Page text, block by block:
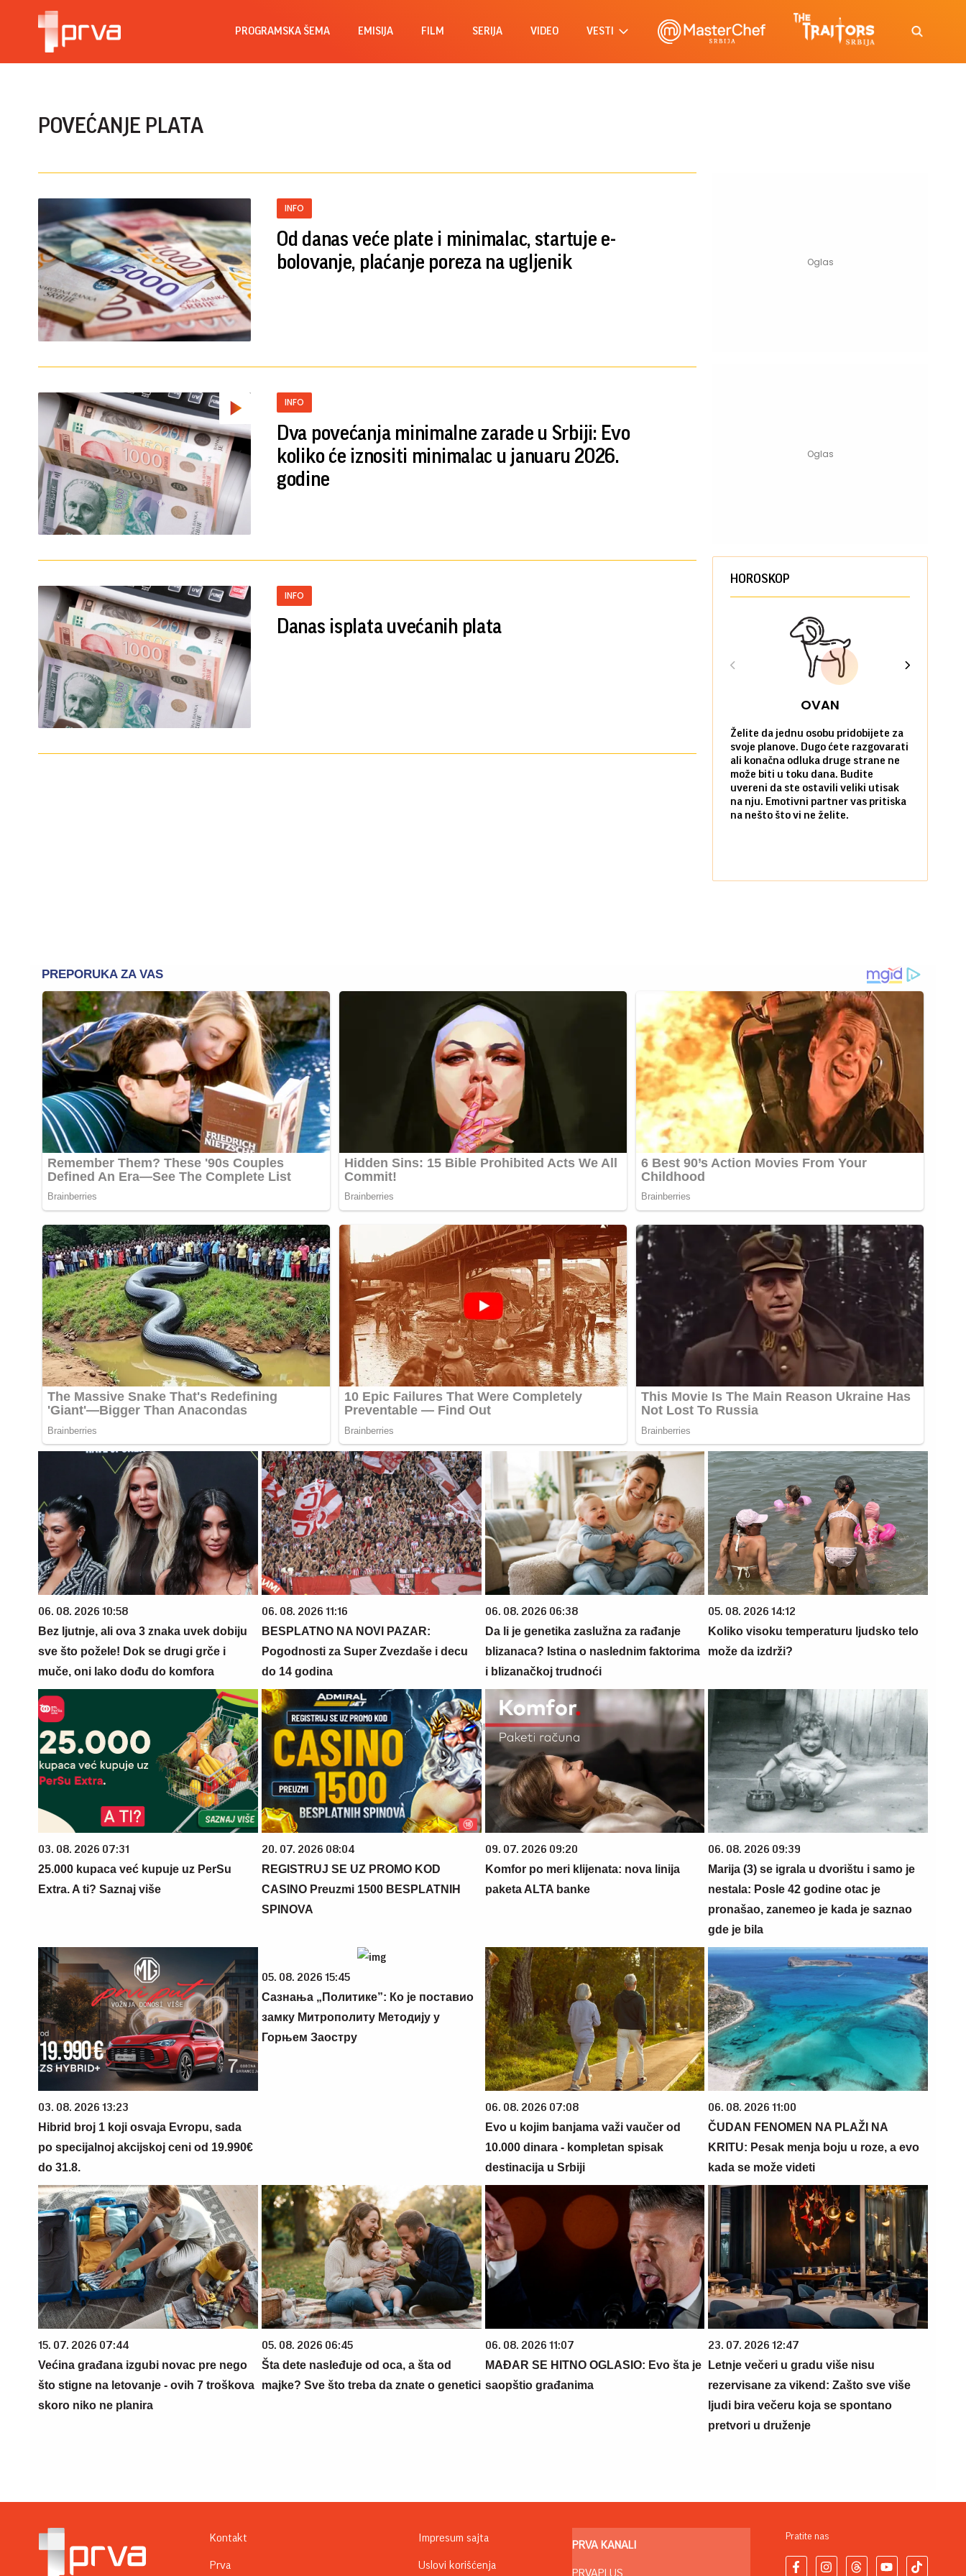
PROGRAMSKA ŠEMA EMISIJA FILM SERIJA VIDEO VESTI
POVEĆANJE PLATA
INFO
Od danas veće plate i minimalac, startuje e-
bolovanje, plaćanje poreza na ugljenik
INFO
Dva povećanja minimalne zarade u Srbiji: Evo
koliko će iznositi minimalac u januaru 2026.
godine
INFO
Danas isplata uvećanih plata
HOROSKOP
OVAN
Želite da jednu osobu pridobijete za
svoje planove. Dugo ćete razgovarati
ali konačna odluka druge strane ne
može biti u toku dana. Budite
uvereni da ste ostavili veliki utisak
na nju. Emotivni partner vas pritiska
na nešto što vi ne želite.
06. 08. 2026 10:58
Bez ljutnje, ali ova 3 znaka uvek dobiju
sve što požele! Dok se drugi grče i
muče, oni lako dođu do komfora
06. 08. 2026 11:16
BESPLATNO NA NOVI PAZAR:
Pogodnosti za Super Zvezdaše i decu
do 14 godina
06. 08. 2026 06:38
Da li je genetika zaslužna za rađanje
blizanaca? Istina o naslednim faktorima
i blizanačkoj trudnoći
05. 08. 2026 14:12
Koliko visoku temperaturu ljudsko telo
može da izdrži?
03. 08. 2026 07:31
25.000 kupaca već kupuje uz PerSu
Extra. A ti? Saznaj više
20. 07. 2026 08:04
REGISTRUJ SE UZ PROMO KOD
CASINO Preuzmi 1500 BESPLATNIH
SPINOVA
09. 07. 2026 09:20
Komfor po meri klijenata: nova linija
paketa ALTA banke
06. 08. 2026 09:39
Marija (3) se igrala u dvorištu i samo je
nestala: Posle 42 godine otac je
pronašao, zanemeo je kada je saznao
gde je bila
03. 08. 2026 13:23
Hibrid broj 1 koji osvaja Evropu, sada
po specijalnoj akcijskoj ceni od 19.990€
do 31.8.
05. 08. 2026 15:45
Сазнања „Политике”: Ко је поставио
замку Митрополиту Методију у
Горњем Заостру
06. 08. 2026 07:08
Evo u kojim banjama važi vaučer od
10.000 dinara - kompletan spisak
destinacija u Srbiji
06. 08. 2026 11:00
ČUDAN FENOMEN NA PLAŽI NA
KRITU: Pesak menja boju u roze, a evo
kada se može videti
15. 07. 2026 07:44
Većina građana izgubi novac pre nego
što stigne na letovanje - ovih 7 troškova
skoro niko ne planira
05. 08. 2026 06:45
Šta dete nasleđuje od oca, a šta od
majke? Sve što treba da znate o genetici
06. 08. 2026 11:07
MAĐAR SE HITNO OGLASIO: Evo šta je
saopštio građanima
23. 07. 2026 12:47
Letnje večeri u gradu više nisu
rezervisane za vikend: Zašto sve više
ljudi bira večeru koja se spontano
pretvori u druženje
Kontakt
Prva
Impresum sajta
Uslovi korišćenja
PRVA KANALI
PRVAPLUS
Pratite nas